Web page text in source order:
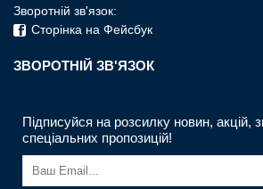
Зворотній зв'язок:
Сторінка на Фейсбук
ЗВОРОТНIЙ ЗВ'ЯЗОК
Підписуйся на розсилку новин, акцій,
спеціальних пропозицій!